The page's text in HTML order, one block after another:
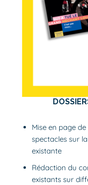
Mise en page
spectacles sur
existante
Rédaction du
existants sur